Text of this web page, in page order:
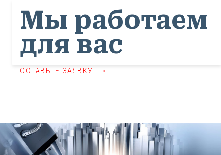
Мы работаем
для вас
ОСТАВЬТЕ ЗАЯВКУ ⟶